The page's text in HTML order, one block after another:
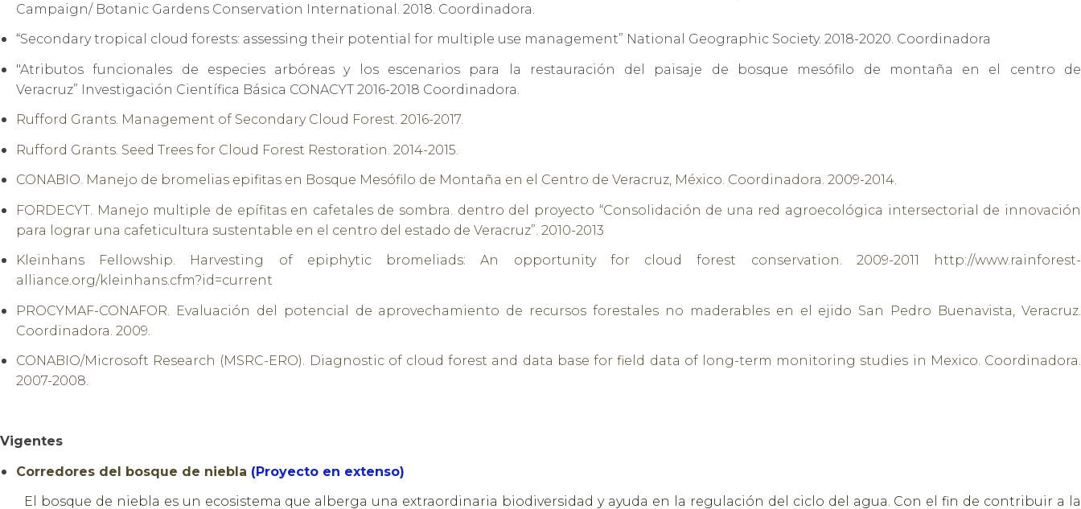
Campaign/ Botanic Gardens Conservation International. 2018. Coordinadora.
“Secondary tropical cloud forests: assessing their potential for multiple use management” National Geographic Society. 2018-2020. Coordinadora
"Atributos funcionales de especies arbóreas y los escenarios para la restauración del paisaje de bosque mesófilo de montaña en el centro de
Veracruz” Investigación Científica Básica CONACYT 2016-2018 Coordinadora.
Rufford Grants. Management of Secondary Cloud Forest. 2016-2017.
Rufford Grants. Seed Trees for Cloud Forest Restoration. 2014-2015.
CONABIO. Manejo de bromelias epifitas en Bosque Mesófilo de Montaña en el Centro de Veracruz, México. Coordinadora. 2009-2014.
FORDECYT. Manejo multiple de epífitas en cafetales de sombra. dentro del proyecto “Consolidación de una red agroecológica intersectorial de innovación
para lograr una cafeticultura sustentable en el centro del estado de Veracruz”. 2010-2013
Kleinhans Fellowship. Harvesting of epiphytic bromeliads: An opportunity for cloud forest conservation. 2009-2011 http://www.rainforest-
alliance.org/kleinhans.cfm?id=current
PROCYMAF-CONAFOR. Evaluación del potencial de aprovechamiento de recursos forestales no maderables en el ejido San Pedro Buenavista, Veracruz.
Coordinadora. 2009.
CONABIO/Microsoft Research (MSRC-ERO). Diagnostic of cloud forest and data base for field data of long-term monitoring studies in Mexico. Coordinadora.
2007-2008.
Vigentes
Corredores del bosque de niebla (Proyecto en extenso)
El bosque de niebla es un ecosistema que alberga una extraordinaria biodiversidad y ayuda en la regulación del ciclo del agua. Con el fin de contribuir a
la